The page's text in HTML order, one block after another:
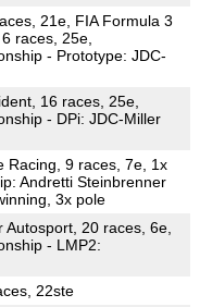
21e, FIA Formula 3
races, 25e,
- Prototype: JDC-
16 races, 25e,
- DPi: JDC-Miller
Racing, 9 races, 7e, 1x
Andretti Steinbrenner
3x pole
20 races, 6e,
- LMP2:
22ste